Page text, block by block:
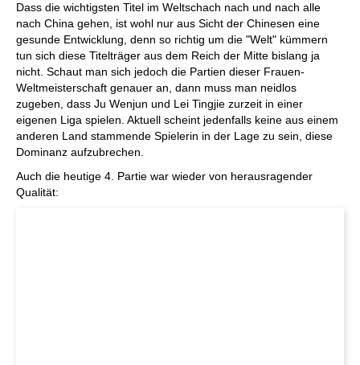
Dass die wichtigsten Titel im Weltschach nach und nach alle
nach China gehen, ist wohl nur aus Sicht der Chinesen eine
gesunde Entwicklung, denn so richtig um die "Welt" kümmern
tun sich diese Titelträger aus dem Reich der Mitte bislang ja
nicht. Schaut man sich jedoch die Partien dieser Frauen-
Weltmeisterschaft genauer an, dann muss man neidlos
zugeben, dass Ju Wenjun und Lei Tingjie zurzeit in einer
eigenen Liga spielen. Aktuell scheint jedenfalls keine aus einem
anderen Land stammende Spielerin in der Lage zu sein, diese
Dominanz aufzubrechen.
Auch die heutige 4. Partie war wieder von herausragender
Qualität: